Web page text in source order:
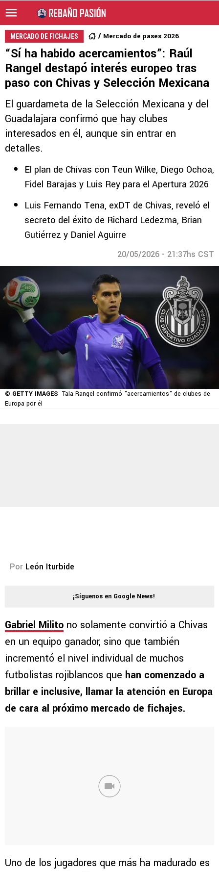
MERCADO DE FICHAJES Mercado de pases 2026
“Sí ha habido acercamientos”: Raúl
Rangel destapó interés europeo tras
paso con Chivas y Selección Mexicana
El guardameta de la Selección Mexicana y del
Guadalajara confirmó que hay clubes
interesados en él, aunque sin entrar en
detalles.
El plan de Chivas con Teun Wilke, Diego Ochoa,
Fidel Barajas y Luis Rey para el Apertura 2026
Luis Fernando Tena, exDT de Chivas, reveló el
secreto del éxito de Richard Ledezma, Brian
Gutiérrez y Daniel Aguirre
20/05/2026 - 21:37hs CST
© GETTY IMAGES Tala Rangel confirmó "acercamientos" de clubes de
Europa por él
Por León Iturbide
¡Síguenos en Google News!
Gabriel Milito no solamente convirtió a Chivas
en un equipo ganador, sino que también
incrementó el nivel individual de muchos
futbolistas rojiblancos que han comenzado a
brillar e inclusive, llamar la atención en Europa
de cara al próximo mercado de fichajes.
Uno de los jugadores que más ha madurado es